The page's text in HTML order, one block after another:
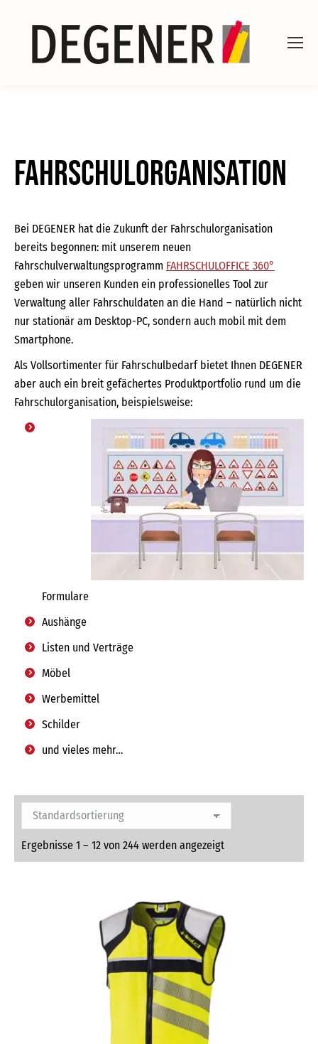
Fahrschulorganisation
Bei DEGENER hat die Zukunft der Fahrschulorganisation
bereits begonnen: mit unserem neuen
Fahrschulverwaltungsprogramm FAHRSCHULOFFICE 360°
geben wir unseren Kunden ein professionelles Tool zur
Verwaltung aller Fahrschuldaten an die Hand – natürlich nicht
nur stationär am Desktop-PC, sondern auch mobil mit dem
Smartphone.
Als Vollsortimenter für Fahrschulbedarf bietet Ihnen DEGENER
aber auch ein breit gefächertes Produktportfolio rund um die
Fahrschulorganisation, beispielsweise:
Formulare
Aushänge
Listen und Verträge
Möbel
Werbemittel
Schilder
und vieles mehr…
Ergebnisse 1 – 12 von 244 werden angezeigt